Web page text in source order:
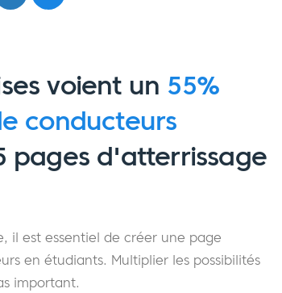
voient un 55%
conducteurs
pages d'atterrissage
il est essentiel de créer une page
en étudiants. Multiplier les possibilités
important.